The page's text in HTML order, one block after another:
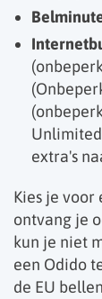
extra's
Kies je voor
ontvang je
kun je niet
een Odido
de EU